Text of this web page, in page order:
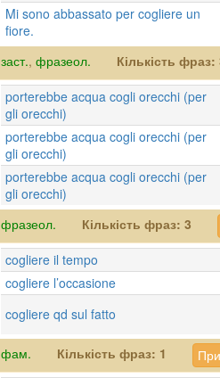
Mi sono abbassato per cogliere un
fiore.
заст., фразеол. Кількість фраз:
porterebbe acqua cogli orecchi (per
gli orecchi)
porterebbe acqua cogli orecchi (per
gli orecchi)
porterebbe acqua cogli orecchi (per
gli orecchi)
фразеол. Кількість фраз: 3
cogliere il tempo
cogliere l’occasione
cogliere qd sul fatto
фам.
Кількість фраз: 1